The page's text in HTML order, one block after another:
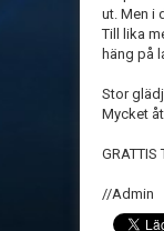
ut. Men i
Till lika
häng på
Stor
Mycket
GRATTIS
//Admin